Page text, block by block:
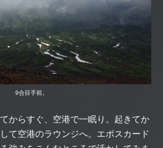
9合目手前。
からすぐ、空港で一眠り。起きてか
て空港のラウンジへ。エポスカード